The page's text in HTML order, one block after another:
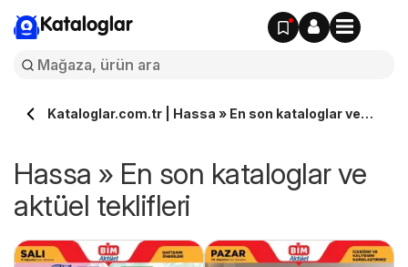
Kataloglar
Kataloglar.com.tr | Hassa » En son kataloglar ve
Hassa » En son kataloglar ve
aktüel teklifleri